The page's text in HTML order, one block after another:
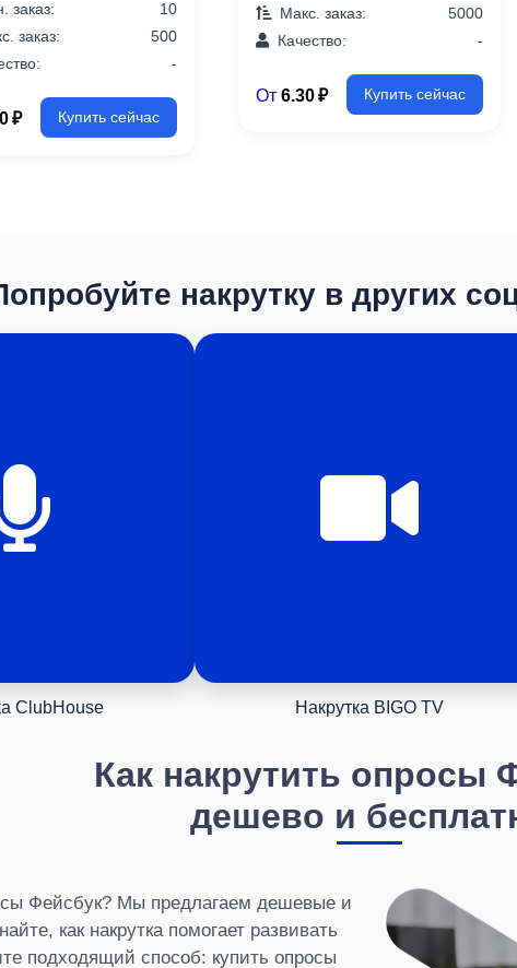
заказ:
10
заказ:
500
-
₽ Купить сейчас
Макс. заказ:
5000
Качество:
-
От 6.30 ₽ Купить сейчас
накрутку в других
ClubHouse Накрутка BIGO TV
Как накрутить опросы
дешево и
Фейсбук? Мы предлагаем дешевые и
как накрутка помогает развивать
подходящий способ: купить опросы